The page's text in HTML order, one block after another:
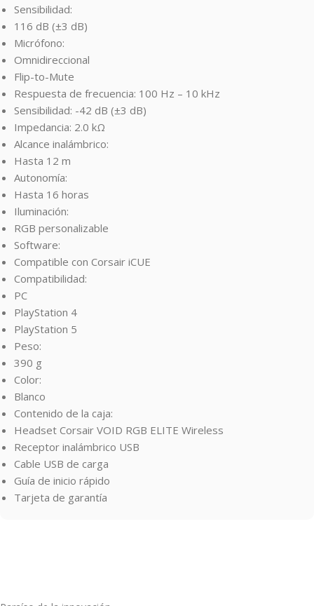
Sensibilidad:
116 dB (±3 dB)
Micrófono:
Omnidireccional
Flip-to-Mute
Respuesta de frecuencia: 100 Hz – 10 kHz
Sensibilidad: -42 dB (±3 dB)
Impedancia: 2.0 kΩ
Alcance inalámbrico:
Hasta 12 m
Autonomía:
Hasta 16 horas
Iluminación:
RGB personalizable
Software:
Compatible con Corsair iCUE
Compatibilidad:
PC
PlayStation 4
PlayStation 5
Peso:
390 g
Color:
Blanco
Contenido de la caja:
Headset Corsair VOID RGB ELITE Wireless
Receptor inalámbrico USB
Cable USB de carga
Guía de inicio rápido
Tarjeta de garantía